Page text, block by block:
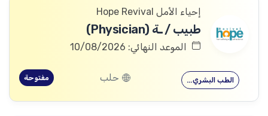
إحياء الأمل Hope Revival
طبيب / ـة (Physician)
الموعد النهائي: 10/08/2026
الطب البشري… حلب مفتوحة